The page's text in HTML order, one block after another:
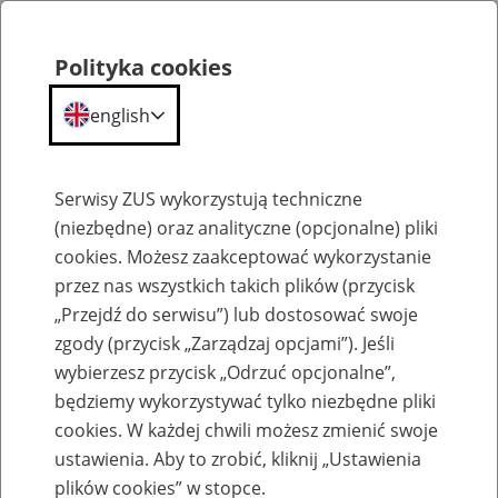
Komunikaty
Komunikat Prezesa Zakładu Ubezpieczeń
Społecznych z dnia 7 września 2023 r. w
Polityka cookies
english
Serwisy ZUS wykorzystują techniczne
(niezbędne) oraz analityczne (opcjonalne) pliki
cookies. Możesz zaakceptować wykorzystanie
przez nas wszystkich takich plików (przycisk
„Przejdź do serwisu”) lub dostosować swoje
zgody (przycisk „Zarządzaj opcjami”). Jeśli
wybierzesz przycisk „Odrzuć opcjonalne”,
będziemy wykorzystywać tylko niezbędne pliki
cookies. W każdej chwili możesz zmienić swoje
ustawienia. Aby to zrobić, kliknij „Ustawienia
plików cookies” w stopce.